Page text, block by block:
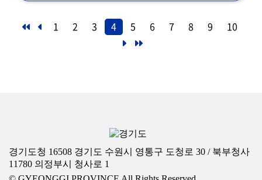
1 2 3 4 5 6 7 8 9 10
경기도청 16508 경기도 수원시 영통구 도청로 30 / 북부청사
11780 의정부시 청사로 1